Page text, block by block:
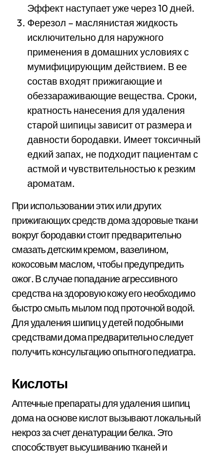
Эффект наступает уже через 10 дней.
Ферезол – маслянистая жидкость
исключительно для наружного
применения в домашних условиях с
мумифицирующим действием. В ее
состав входят прижигающие и
обеззараживающие вещества. Сроки,
кратность нанесения для удаления
старой шипицы зависит от размера и
давности бородавки. Имеет токсичный
едкий запах, не подходит пациентам с
астмой и чувствительностью к резким
ароматам.
При использовании этих или других
прижигающих средств дома здоровые ткани
вокруг бородавки стоит предварительно
смазать детским кремом, вазелином,
кокосовым маслом, чтобы предупредить
ожог. В случае попадание агрессивного
средства на здоровую кожу его необходимо
быстро смыть мылом под проточной водой.
Для удаления шипиц у детей подобными
средствами дома предварительно следует
получить консультацию опытного педиатра.
Кислоты
Аптечные препараты для удаления шипиц
дома на основе кислот вызывают локальный
некроз за счет денатурации белка. Это
способствует высушиванию тканей и